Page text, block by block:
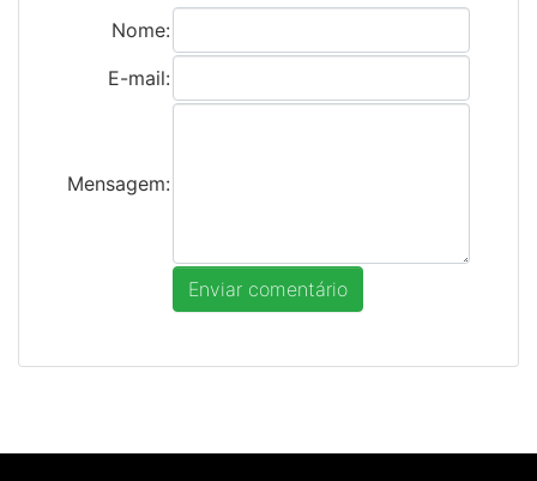
Nome:
E-mail:
Mensagem: